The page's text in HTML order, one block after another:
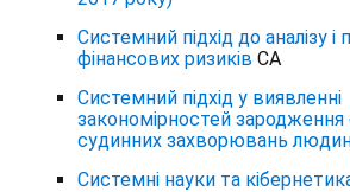
Системний підхід до аналізу і
фінансових ризиків СА
Системний підхід у виявленні
закономірностей
судинних захворювань
Системні науки та